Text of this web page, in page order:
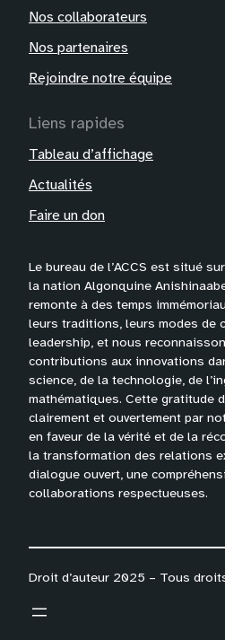
Nos collaborateurs
Nos partenaires
Rejoindre notre équipe
Liens rapides
Tableau d’affichage
Actualités
Faire un don
Le bureau de l’ACCS est situé
la nation Algonquine
remonte à des temps
leurs traditions, leurs modes de
leadership, et nous
contributions aux innovations
science, de la technologie, de
mathématiques. Cette gratitude
clairement et ouvertement par
en faveur de la vérité et de la
la transformation des relations
dialogue ouvert, une
collaborations respectueuses.
Droit d’auteur 2025 – Tous